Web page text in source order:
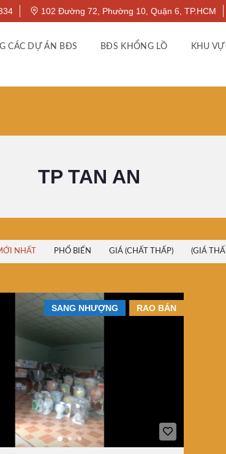
102 Đường 72, Phường 10, Quận 6, TP.HCM
CÁC DỰ ÁN BĐS BĐS KHỔNG LỒ KHU
TP TAN AN
NHẤT PHỔ BIẾN GIÁ (CHẤT THẤP) (GIÁ
RAO BÁN
SANG NHƯỢNG